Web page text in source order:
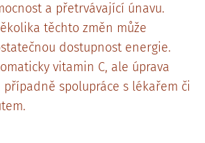
a přetrvávající únavu.
těchto změn může
dostupnost energie.
vitamin C, ale úprava
spolupráce s lékařem či